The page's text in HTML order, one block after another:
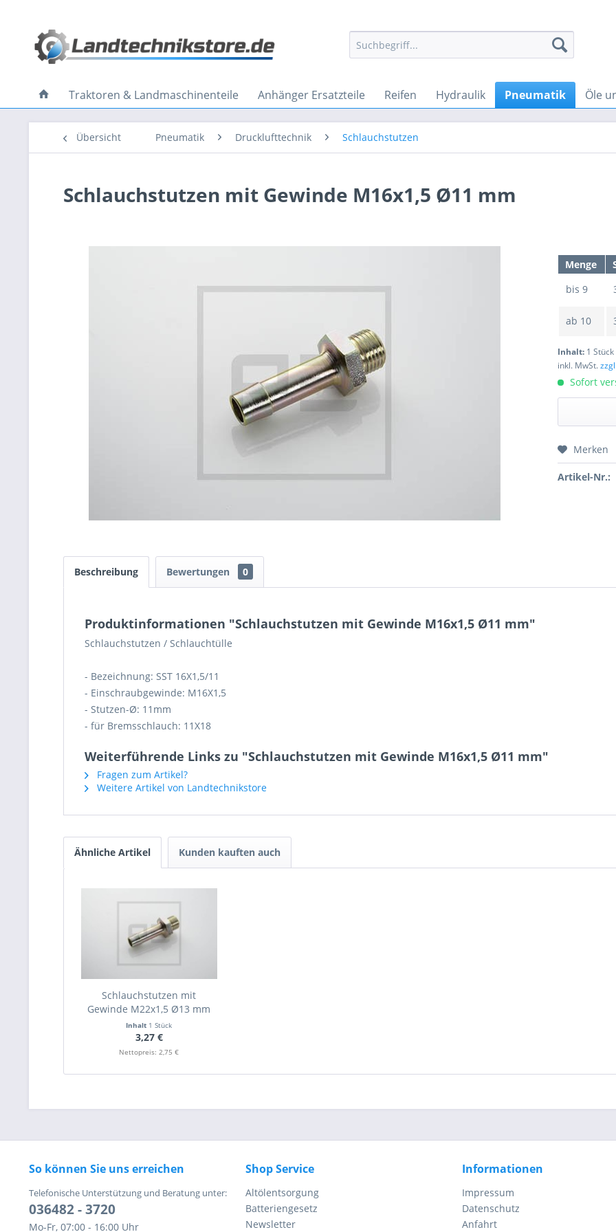
Traktoren & Landmaschinenteile Anhänger Ersatzteile Reifen Hydraulik Pneumatik Öle
Übersicht Pneumatik Drucklufttechnik Schlauchstutzen
Schlauchstutzen mit Gewinde M16x1,5 Ø11 mm
Menge
bis9
ab 10
Inhalt: 1 Stück
inkl. MwSt.
Sofort
Preis
Merken
Artikel-Nr.:
Beschreibung Bewertungen 0
Produktinformationen "Schlauchstutzen mit Gewinde M16x1,5 Ø11 mm"
Schlauchstutzen / Schlauchtülle
- Bezeichnung: SST 16X1,5/11
- Einschraubgewinde: M16X1,5
- Stutzen-Ø: 11mm
- für Bremsschlauch: 11X18
Weiterführende Links zu "Schlauchstutzen mit Gewinde M16x1,5 Ø11 mm"
Fragen zum Artikel?
Weitere Artikel von Landtechnikstore
Ähnliche Artikel Kunden kauften auch
Schlauchstutzen mit
Gewinde M22x1,5 Ø13 mm
Inhalt 1 Stück
3,27 €
Nettopreis: 2,75 €
So können Sie uns erreichen
Telefonische Unterstützung und Beratung unter:
036482 - 3720
Mo-Fr, 07:00 - 16:00 Uhr
Shop Service
Altölentsorgung
Batteriengesetz
Newsletter
Informationen
Impressum
Datenschutz
Anfahrt